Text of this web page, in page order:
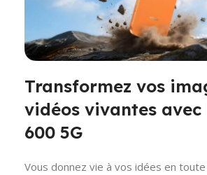
Transformez vos
vidéos vivantes avec
600 5G
Vous donnez vie à vos idées en